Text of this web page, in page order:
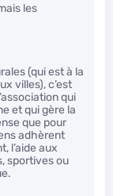
les
(qui est à la
villes), c’est
qui
et qui gère la
que pour
adhèrent
l’aide aux
sportives ou